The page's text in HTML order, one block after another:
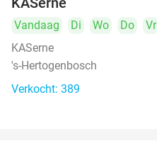
Vandaag Di Wo Do Vr
KASerne
's-Hertogenbosch
Verkocht: 389